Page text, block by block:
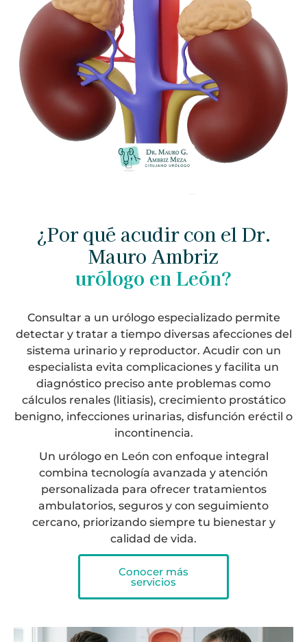
¿Por qué acudir con el Dr.
Mauro Ambriz
urólogo en León?
Consultar a un urólogo especializado permite
detectar y tratar a tiempo diversas afecciones del
sistema urinario y reproductor. Acudir con un
especialista evita complicaciones y facilita un
diagnóstico preciso ante problemas como
cálculos renales (litiasis), crecimiento prostático
benigno, infecciones urinarias, disfunción eréctil o
incontinencia.
Un urólogo en León con enfoque integral
combina tecnología avanzada y atención
personalizada para ofrecer tratamientos
ambulatorios, seguros y con seguimiento
cercano, priorizando siempre tu bienestar y
calidad de vida.
Conocer más
servicios